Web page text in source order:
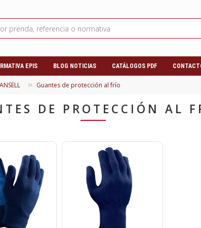
EPIS BLOG NOTICIAS CATÁLOGOS PDF
Guantes de protección al frío
DE PROTECCIÓN AL